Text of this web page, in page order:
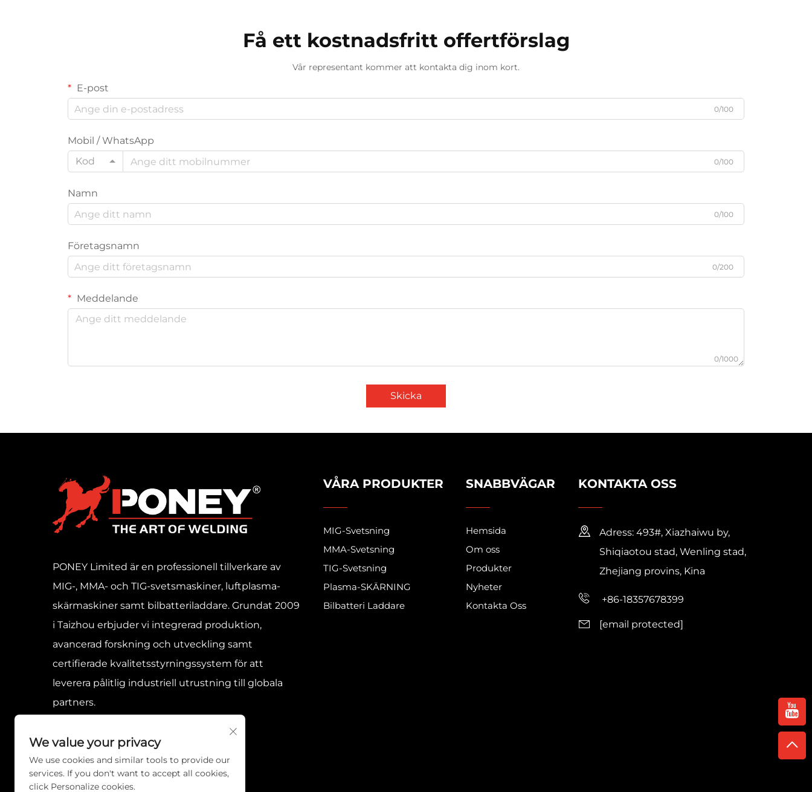
Få ett kostnadsfritt offertförslag
Vår representant kommer att kontakta dig inom kort.
E-post
0/100
Mobil / WhatsApp
Kod
0/100
Namn
0/100
Företagsnamn
0/200
Meddelande
0/1000
Skicka
PONEY Limited är en professionell tillverkare av
MIG-, MMA- och TIG-svetsmaskiner, luftplasma-
skärmaskiner samt bilbatteriladdare. Grundat 2009
i Taizhou erbjuder vi integrerad produktion,
avancerad forskning och utveckling samt
certifierade kvalitetsstyrningssystem för att
leverera pålitlig industriell utrustning till globala
partners.
VÅRA PRODUKTER
MIG-Svetsning
MMA-Svetsning
TIG-Svetsning
Plasma-SKÄRNING
Bilbatteri Laddare
SNABBVÄGAR
Hemsida
Om oss
Produkter
Nyheter
Kontakta Oss
KONTAKTA OSS
Adress: 493#, Xiazhaiwu by,
Shiqiaotou stad, Wenling stad,
Zhejiang provins, Kina
+86-18357678399
[email protected]
We value your privacy
We use cookies and similar tools to provide our
services. If you don't want to accept all cookies,
click Personalize cookies.